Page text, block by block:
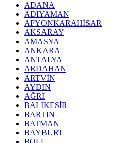
ADANA
ADIYAMAN
AFYONKARAHİSAR
AKSARAY
AMASYA
ANKARA
ANTALYA
ARDAHAN
ARTVİN
AYDIN
AĞRI
BALIKESİR
BARTIN
BATMAN
BAYBURT